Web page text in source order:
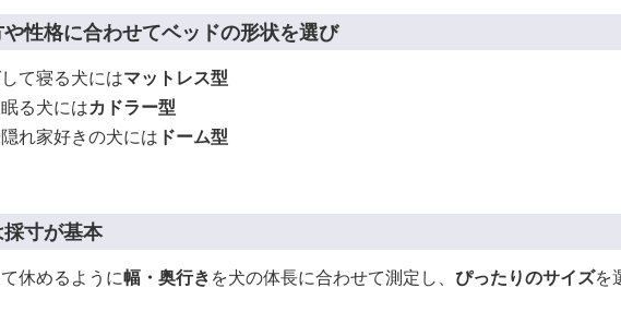
性格に合わせてベッドの形状を選び
て寝る犬にはマットレス型
る犬にはカドラー型
れ家好きの犬には ドーム型
寸が基本
休めるように幅・奥行きを犬の体長に合わせて測定し、 ぴったりのサイズを